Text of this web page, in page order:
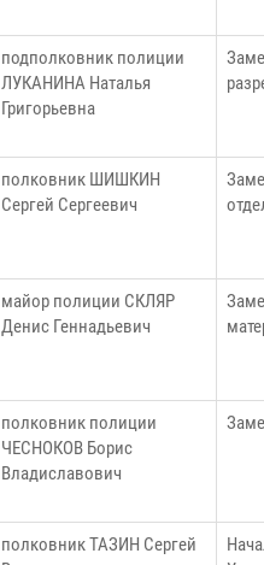
подполковник полиции
ЛУКАНИНА Наталья
Григорьевна
полковник ШИШКИН
Сергей Сергеевич
майор полиции СКЛЯР
Денис Геннадьевич
полковник полиции
ЧЕСНОКОВ Борис
Владиславович
полковник ТАЗИН Сергей